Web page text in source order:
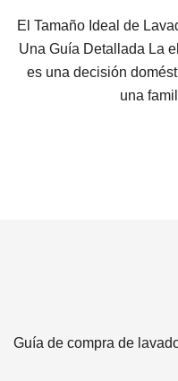
El Tamaño Ideal de
Una Guía Detallada La
es una decisión
una
Guía de compra de